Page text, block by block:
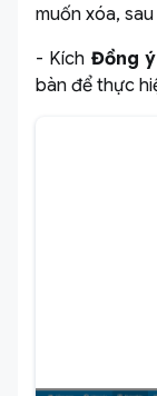
muốn xóa,
- Kích Đồng ý
bàn để thực